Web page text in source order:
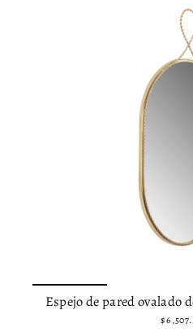
Espejo de pared ovalado
$